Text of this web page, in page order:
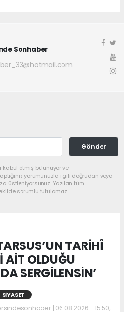
Sonhaber
Gönder
kabul etmiş bulunuyor ve
yorumunuzla ilgili doğrudan veya
üstleniyorsunuz. Yazılan tüm
sorumlu tutulamaz.
TARİHÎ
AİT OLDUĞU
SERGİLENSİN’
SIYASET
| 06.08.2026 - 15:50,